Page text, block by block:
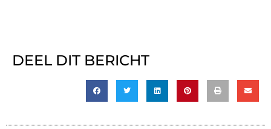
DEEL DIT BERICHT